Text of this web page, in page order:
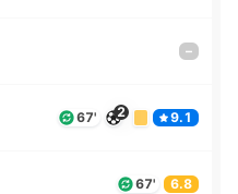
–
67' 2 9.1
67' 6.8